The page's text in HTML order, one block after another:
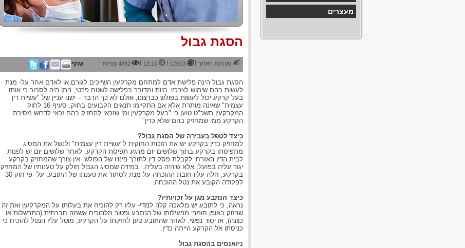
מעצרים
הסגת גבול
מערכת האתר |
1/3/13
|
12:10
| 4892 צפיות שתף
הסגת גבול הינה פלישת אדם למתחם מקרקעין השייכים לגורם או לאדם אחר על- מנת
לעשות בהם שימוש לצרכיו. היות ומדובר בפלישה לשטח פרטי, ניתן היה לסבור כי אותו
בעל קרקע יכול לעשות בפולש כברצונו, אולם לא כך הדבר – ישנו עניין של "עשיית דין
עצמית" שאינה מותרת אלא אם התקיימו תנאים הקבועים בחוק. סעיף 16 לחוק
המקרקעין תשכ"ט טוען כי "בעל מקרקעין ומי שזכאי להחזיק בהם זכאי לדרוש מסירת
הקרקע ממי שמחזיק בהם שלא כדין".
כיצד לטפל בעבירה של הסגת גבול?
למחזיק כדין בקרקע יש את הזכות החוקית ל"עשיית דין עצמית" ולנשל את המסיג
מתפיסתו בקרקע בתוך שלושים יום מרגע תפיסת הקרקע. לאחר שלושים יום יש לפנות
לבית הדין האזרחי לקבלת פסק דין לתורך פינויו של הפולש. אין צורך שהמחזיק בקרקע
יגור עליה בפועל, אלא שיהיה בעליה. במידה שמסיג הגבול חולק על טענותיו של המחזיק
בקרקע, חלה עליו חובת ההוכחה על מנת לסתור את טענתו של התובע, על- פי חוק 30
לפקודה הקובע את נטל ההוכחה.
כיצד הנתבע מגן על זכויותיו?
נראה, כי לתובע יש מלאכה קלה למדי- עליו רק להוכיח את בעלותו על המקרקעין ואת זה
שניזוק באופן חומרי מפעילותו של הנתבע ופטור מלהוכיח אשמה חברתית (התרשלות או
כוונה), או יסוד נפשי. לאחר שהתובע טען לחזקתו על הקרקע, מוטל עליו הנטל להוכיח כי
כניסתו אל הקרקע הייתה כדין.
ניואנסים בהסגת גבול